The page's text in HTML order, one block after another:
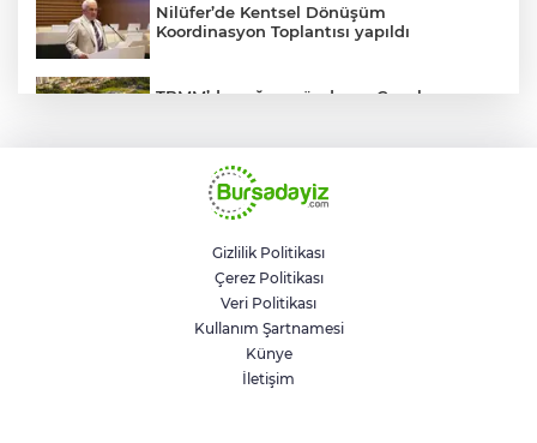
Nilüfer’de Kentsel Dönüşüm
Koordinasyon Toplantısı yapıldı
TBMM’de yoğun gündem... Çocuk
BUSKİ'den su tarifeleri açıklaması... Aylık
güncelleme yeni zam uygulaması değil
Geleceğin milli kaykaycıları
Osmangazi’de yarışıyor
Gizlilik Politikası
Çerez Politikası
Veri Politikası
Kullanım Şartnamesi
Künye
İletişim